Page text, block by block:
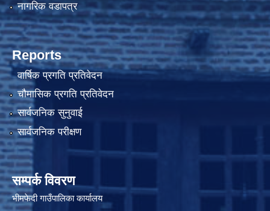
नागरिक वडापत्र
Reports
वार्षिक प्रगति प्रतिवेदन
चौमासिक प्रगति प्रतिवेदन
सार्वजनिक सुनुवाई
सार्वजनिक परीक्षण
सम्पर्क विवरण
भीमफेदी गाउँपालिका कार्यालय